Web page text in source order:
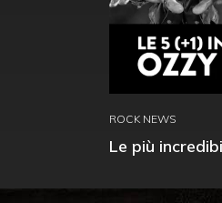
ROCK NEWS
Le più